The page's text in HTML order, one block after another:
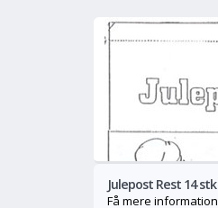
Julepost Rest 14 stk
Få mere information